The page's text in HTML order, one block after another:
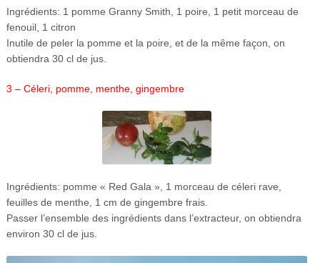
Ingrédients: 1 pomme Granny Smith, 1 poire, 1 petit morceau de
fenouil, 1 citron
Inutile de peler la pomme et la poire, et de la même façon, on
obtiendra 30 cl de jus.
3 – Céleri, pomme, menthe, gingembre
Ingrédients: pomme « Red Gala », 1 morceau de céleri rave,
feuilles de menthe, 1 cm de gingembre frais.
Passer l’ensemble des ingrédients dans l’extracteur, on obtiendra
environ 30 cl de jus.